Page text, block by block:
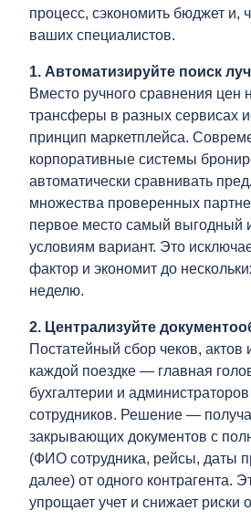
процесс, сэкономить бюджет и,
ваших специалистов.
1. Автоматизируйте поиск
Вместо ручного сравнения цен
трансферы в разных сервисах
принцип маркетплейса.
корпоративные системы
автоматически сравнивать
множества проверенных
первое место самый выгодный
условиям вариант. Это
фактор и экономит до
неделю.
2. Централизуйте
Постатейный сбор чеков, актов
каждой поездке — главная
бухгалтерии и
сотрудников. Решение —
закрывающих документов с
(ФИО сотрудника, рейсы, даты
далее) от одного контрагента.
упрощает учет и снижает риски